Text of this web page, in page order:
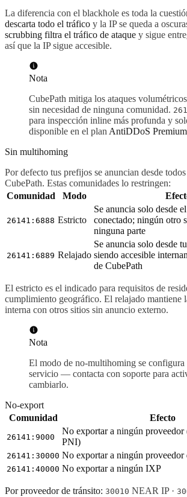
La diferencia con el blackhole es toda la
descarta todo el tráfico y la IP se queda a
scrubbing filtra el tráfico de ataque y sigue
así que la IP sigue accesible.
Nota
CubePath mitiga los ataques
sin necesidad de ninguna comunidad.
para inspección inline más profunda y
disponible en el plan AntiDDoS Premium
Sin multihoming
Por defecto tus prefijos se anuncian desde
CubePath. Estas comunidades lo restringen:
Comunidad
Modo
26141:6888 Estricto
Se anuncia solo desde
conectado; ningún otro
ninguna parte
26141:6889 Relajado
Se anuncia solo desde
siendo accesible
de CubePath
El estricto es el indicado para requisitos de
cumplimiento geográfico. El relajado mantiene
interna con otros sitios sin anuncio externo.
Nota
El modo de no-multihoming se configura
servicio — contacta con soporte para
cambiarlo.
No-export
Comunidad
Efecto
26141:9000
No exportar a ningún proveedor
PNI)
26141:30000 No exportar a ningún proveedor
26141:40000 No exportar a ningún IXP
Por proveedor de tránsito: 30010 NEAR IP ·